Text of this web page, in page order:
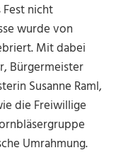
nicht
wurde von
Mit dabei
Bürgermeister
Susanne Raml,
die Freiwillige
Umrahmung.